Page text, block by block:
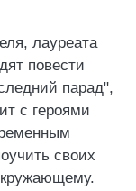
лауреата
повести
парад",
с героями
своих